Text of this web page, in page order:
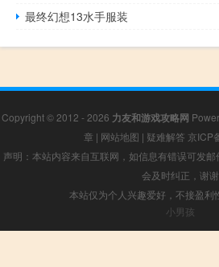
最终幻想13水手服装
Copyright © 2012 - 2026 力友和游戏攻略网
章 | 网站地图 | 疑难解答 京ICP
声明：本站内容来自互联网，如信息有错误可发
会及时纠正，谢谢
本站仅为个人兴趣爱好，不接盈利
小男孩